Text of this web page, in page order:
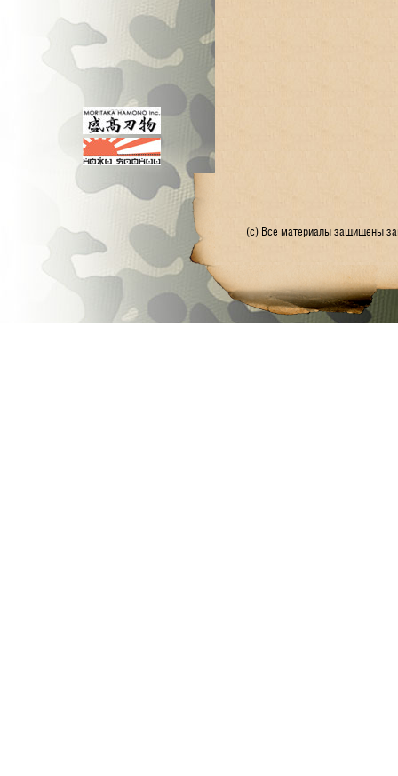
(с) Все материалы защищены